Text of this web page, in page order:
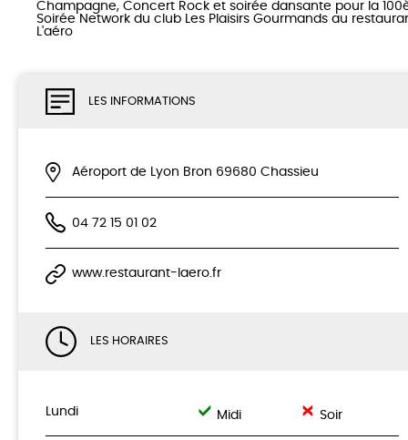
LES INFORMATIONS
Aéroport de Lyon Bron 69680 Chassieu
04 72 15 01 02
www.restaurant-laero.fr
LES HORAIRES
Lundi Midi Soir
Champagne, Concert Rock et soirée dansante pour la
Soirée Network du club Les Plaisirs Gourmands au
L'aéro